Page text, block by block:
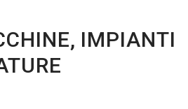
IMPIANTI